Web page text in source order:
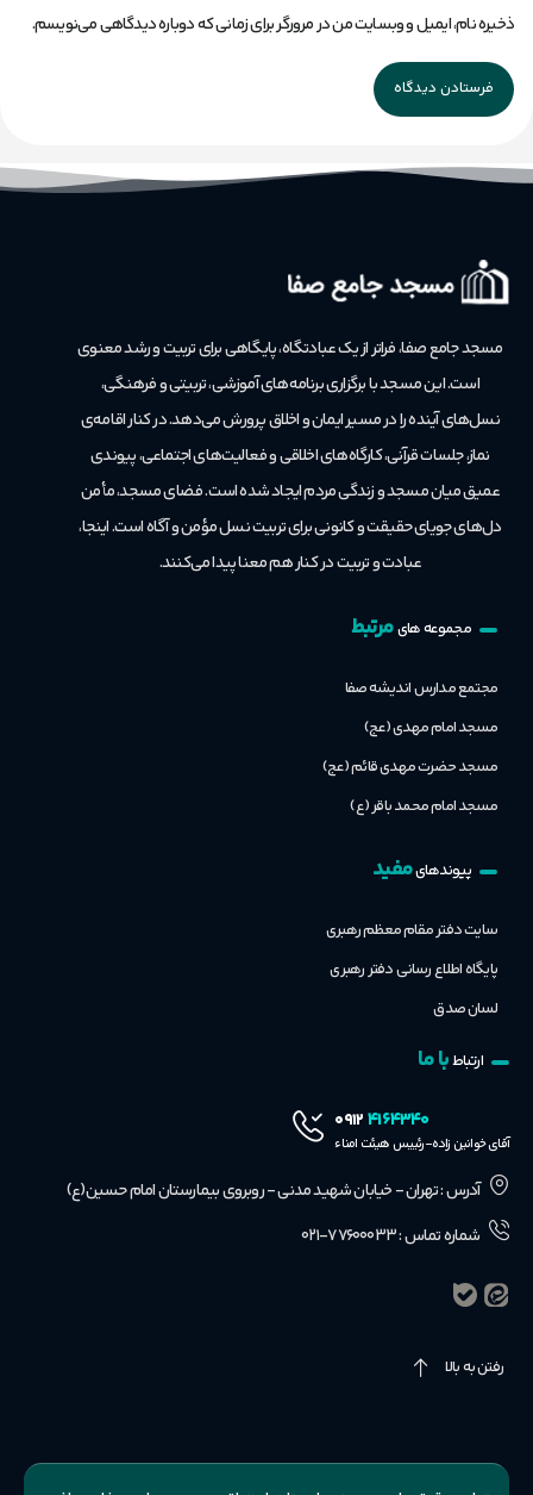
ذخیره نام، ایمیل و وبسایت من در مرورگر برای زمانی که دوباره دیدگاهی می‌نویسم.
مسجد جامع صفا، فراتر از یک عبادتگاه، پایگاهی برای تربیت و رشد معنوی
است.این مسجد با برگزاری برنامه‌های آموزشی، تربیتی و فرهنگی،
نسل‌های آینده را در مسیر ایمان و اخلاق پرورش می‌دهد. در کنار اقامه‌ی
نماز، جلسات قرآنی، کارگاه‌های اخلاقی و فعالیت‌های اجتماعی، پیوندی
عمیق میان مسجد و زندگی مردم ایجاد شده است. فضای مسجد، مأمن
دل‌های جویای حقیقت و کانونی برای تربیت نسل مؤمن و آگاه است. اینجا،
عبادت و تربیت در کنار هم معنا پیدا می‌کنند.
مجموعه هایمرتبط
مجتمع مدارس اندیشه صفا
مسجد امام مهدی (عج)
مسجد حضرت مهدی قائم (عج)
مسجد امام محمد باقر (ع)
پیوندهایمفید
سایت دفتر مقام معظم رهبری
پایگاه اطلاع رسانی دفتر رهبری
لسان صدق
ارتباطبا ما
۰۹۱۲۴۱۶۴۳۴۰
آقای خوانین زاده-رئییس هیئت امناء
آدرس : تهران - خیابان شهید مدنی - روبروی بیمارستان امام حسین(ع)
شماره تماس : ۷۷۶۰۰۰۳۳-۰۲۱
رفتن به بالا